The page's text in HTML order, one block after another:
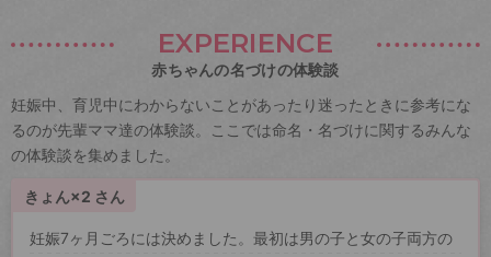
EXPERIENCE
赤ちゃんの名づけの体験談
妊娠中、育児中にわからないことがあったり迷ったときに参考にな
るのが先輩ママ達の体験談。ここでは命名・名づけに関するみんな
の体験談を集めました。
きょん×2 さん
妊娠7ヶ月ごろには決めました。最初は男の子と女の子両方の